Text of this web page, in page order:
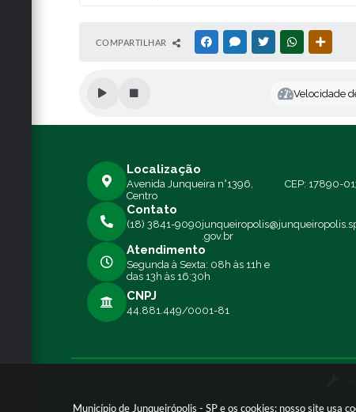
Município de Junqueirópolis - SP e os cookies: nosso site usa
COMPARTILHAR FACEBOOKMESSENGER
TWITTERWHATSAPP
Velocidade
Localização
Avenida Junqueira n°1396,
Centro
CEP: 17890-
Contato
(18) 3841-9090
.gov.br
Atendimento
Segunda à Sexta: 08h às 11h e
das 13h às 16:30h
CNPJ
44.881.449/0001-81